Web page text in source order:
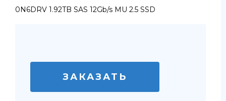
0N6DRV 1.92TB SAS 12Gb/s MU 2.5 SSD
ЗАКАЗАТЬ